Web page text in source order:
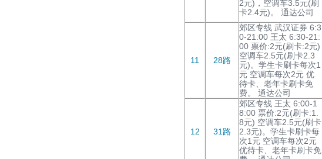
2元)，空调车3.5元(刷
卡2.4元)。 通达公司
11 28路
郊区专线 武汉证券 6:3
0-21:00 王太 6:30-21:
00 票价:2元(刷卡:2元)
空调车2.5元(刷卡2.3
元)。学生卡刷卡每次1
元 空调车每次2元 优
待卡、老年卡刷卡免
费。 通达公司
12 31路
郊区专线 王太 6:00-1
8:00 票价:2元(刷卡:1.
8元) 空调车2.5元(刷卡
2.3元)。学生卡刷卡每
次1元 空调车每次2元
优待卡、老年卡刷卡免